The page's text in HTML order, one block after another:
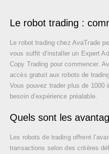
Le robot trading :
Le robot trading chez AvaTrade
vous suffit d’installer un Expert
Copy Trading pour commencer.
accès gratuit aux robots de
Vous pouvez trader plus de 1000
besoin d’expérience préalable.
Quels sont les
Les robots de trading offrent
transactions selon des critères